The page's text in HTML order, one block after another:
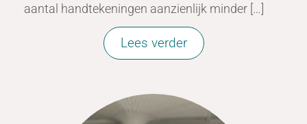
aantal handtekeningen aanzienlijk minder […]
Lees verder